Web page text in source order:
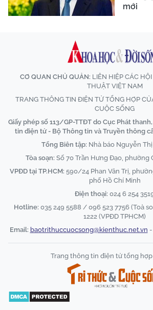
mới
CƠ QUAN CHỦ QUẢN: LIÊN HIỆP CÁC
THUẬT VIỆT NAM
TRANG THÔNG TIN ĐIỆN TỬ TỔNG HỢP
CUỘC SỐNG
Giấy phép số 113/GP-TTĐT do Cục Phát
tin điện tử - Bộ Thông tin và Truyền thông
Tổng Biên tập: Nhà báo Nguyễn
Tòa soạn: Số 70 Trần Hưng Đạo, phường
VPĐD tại TP.HCM: 590/24 Phan Văn Trị,
phố Hồ Chí Minh
Điện thoại: 024 6 254
Hotline: 035 249 5588 / 096 523 7756 (Toà
1222 (VPĐD TPHCM)
Email: baotrithuccuocsong@kienthuc.net.vn -
Trang thông tin điện tử tổng hợp